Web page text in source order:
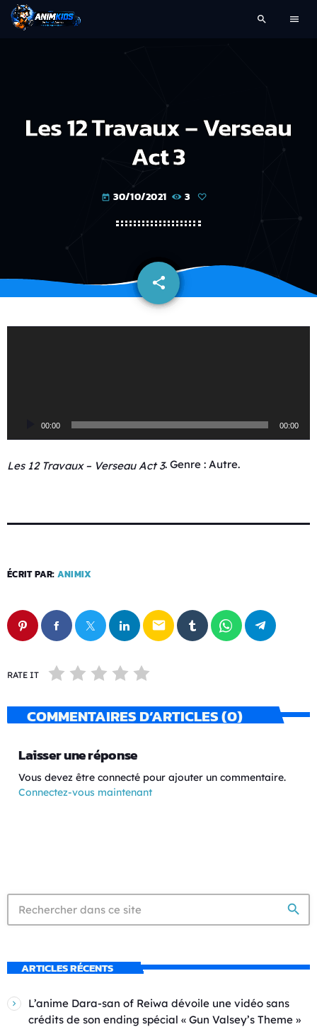
search menu
Les 12 Travaux – Verseau
Act 3
today 30/10/2021 3
share
email
u
00:00 00:00
Les 12 Travaux – Verseau Act 3. Genre : Autre.
ÉCRIT PAR: ANIMIX
email
RATE IT
COMMENTAIRES D’ARTICLES (0)
Laisser une réponse
Vous devez être connecté pour ajouter un commentaire.
Connectez-vous maintenant
search
ARTICLES RÉCENTS
L’anime Dara-san of Reiwa dévoile une vidéo sans
crédits de son ending spécial « Gun Valsey’s Theme »